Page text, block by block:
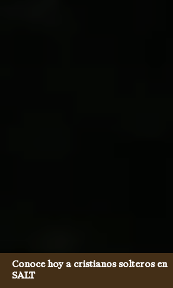
Conoce hoy a cristianos solteros en
SALT